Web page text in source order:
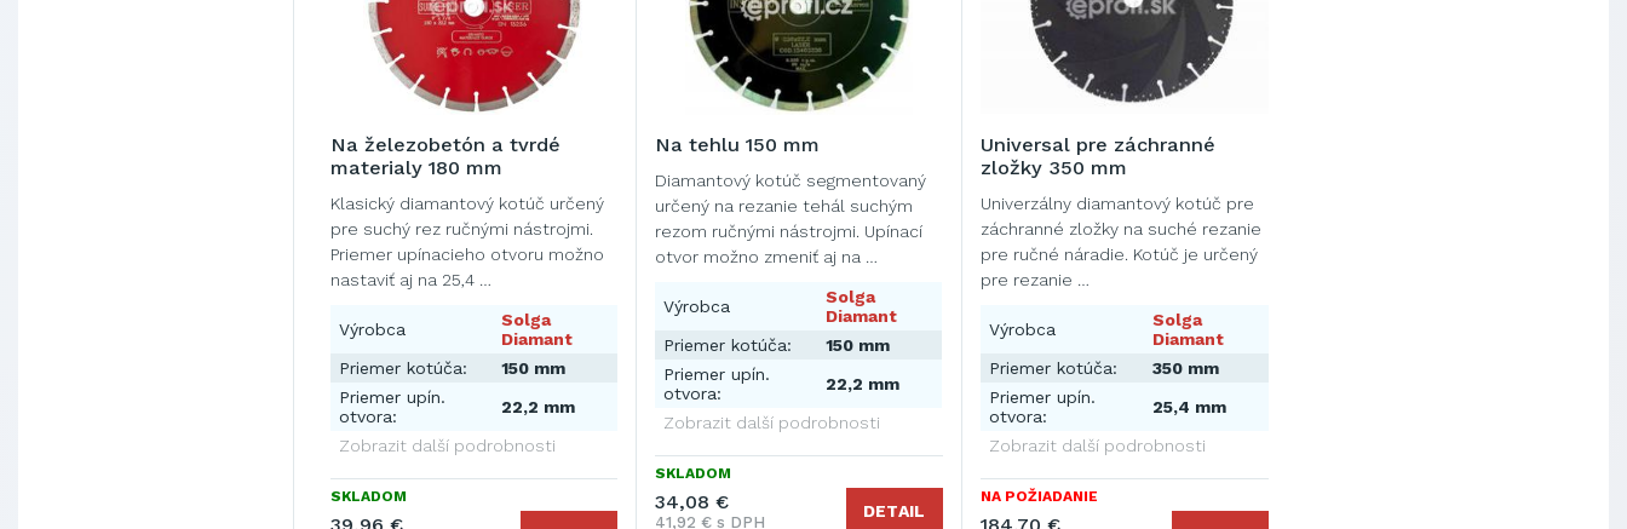
Na železobetón a tvrdé
materialy 180 mm
Klasický diamantový kotúč určený
pre suchý rez ručnými nástrojmi.
Priemer upínacieho otvoru možno
nastaviť aj na 25,4 …
Výrobca
Solga
Diamant
Priemer kotúča:
150 mm
Priemer upín.
otvora:
22,2 mm
Zobrazit další podrobnosti
SKLADOM
Na tehlu 150 mm
Diamantový kotúč segmentovaný
určený na rezanie tehál suchým
rezom ručnými nástrojmi. Upínací
otvor možno zmeniť aj na …
Výrobca
Solga
Diamant
Priemer kotúča:
150 mm
Priemer upín.
otvora:
22,2 mm
Zobrazit další podrobnosti
SKLADOM
34,08 €
41,92 € s DPH
DETAIL
Universal pre záchranné
zložky 350 mm
Univerzálny diamantový kotúč pre
záchranné zložky na suché rezanie
pre ručné náradie. Kotúč je určený
pre rezanie …
Výrobca
Solga
Diamant
Priemer kotúča:
350 mm
Priemer upín.
otvora:
25,4 mm
Zobrazit další podrobnosti
NA POŽIADANIE